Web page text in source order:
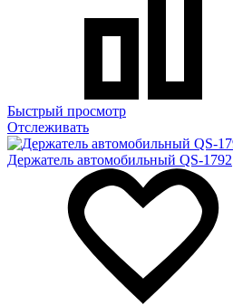
Быстрый просмотр
Отслеживать
Держатель автомобильный QS-1792